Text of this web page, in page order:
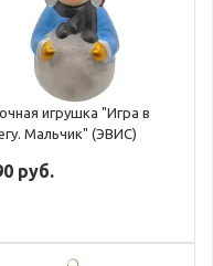
игрушка "Игра в
Мальчик" (ЭВИС)
руб.